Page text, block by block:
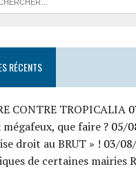
RÉCENTS
CONTRE TROPICALIA
mégafeux, que faire ? 05/
droit au BRUT » ! 03/
de certaines mairies